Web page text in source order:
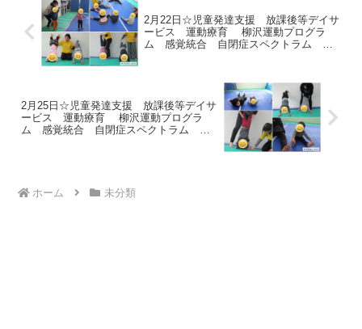
2月22日☆児童発達支援 放課後等デイサ
ービス 運動療育 柳沢運動プログラ
ム 感覚統合 自閉症スペクトラム Ａ
2月25日☆児童発達支援 放課後等デイサ
ービス 運動療育 柳沢運動プログラ
ム 感覚統合 自閉症スペクトラム Ａ
ホーム 未分類